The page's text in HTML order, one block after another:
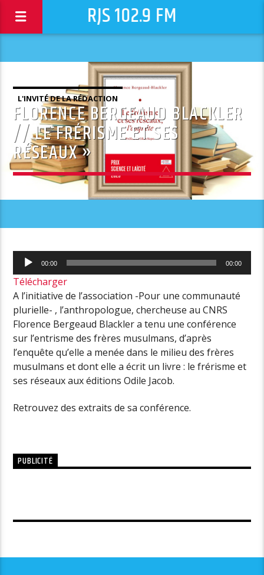
RJS 102.9 FM
L'INVITÉ DE LA RÉDACTION
FLORENCE BERGEAUD BLACKLER
// LE FRÉRISME ET SES
RÉSEAUX »
Lecteur
audio
00:00 00:00
Télécharger
A l’initiative de l’association -Pour une communauté
plurielle- , l’anthropologue, chercheuse au CNRS
Florence Bergeaud Blackler a tenu une conférence
sur l’entrisme des frères musulmans, d’après
l’enquête qu’elle a menée dans le milieu des frères
musulmans et dont elle a écrit un livre : le frérisme et
ses réseaux aux éditions Odile Jacob.
Retrouvez des extraits de sa conférence.
PUBLICITÉ